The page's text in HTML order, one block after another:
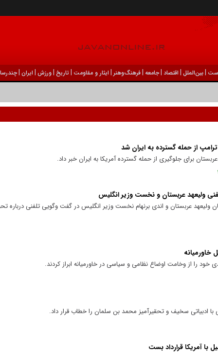
|بين‌الملل | اقتصاد |جامعه |فرهنگ‌و‌هنر | ایثار و مقاومت |تاریخ |ورزش | ايران |
از حمله گسترده به ایران شد
برای جلوگیری از حمله گسترده آمریکا به ایران خبر داد.
ولیعهد عربستان و نخست وزیر انگلیس
عربستان و اندی برنهام نخست وزیر انگلیس در گفت وگویی تلفنی درباره
خاورمیانه
را از وخامت اوضاع نظامی و سیاسی در خاورمیانه ابراز کردند.
ادبیاتی سخیف و تحقیرآمیز محمد بن سلمان را خطاب قرار داد.
با آمریکا قرارداد بست